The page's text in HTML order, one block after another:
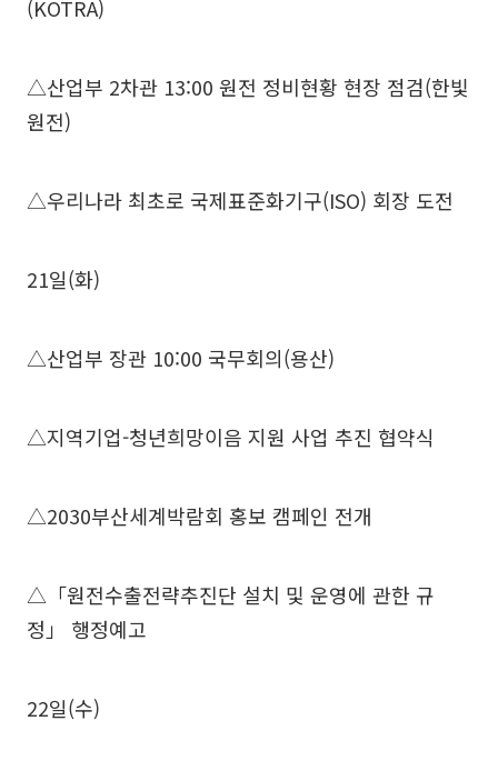
(KOTRA)
△산업부 2차관 13:00 원전 정비현황 현장 점검(한빛
원전)
△우리나라 최초로 국제표준화기구(ISO) 회장 도전
21일(화)
△산업부 장관 10:00 국무회의(용산)
△지역기업-청년희망이음 지원 사업 추진 협약식
△2030부산세계박람회 홍보 캠페인 전개
△「원전수출전략추진단 설치 및 운영에 관한 규
정」 행정예고
22일(수)